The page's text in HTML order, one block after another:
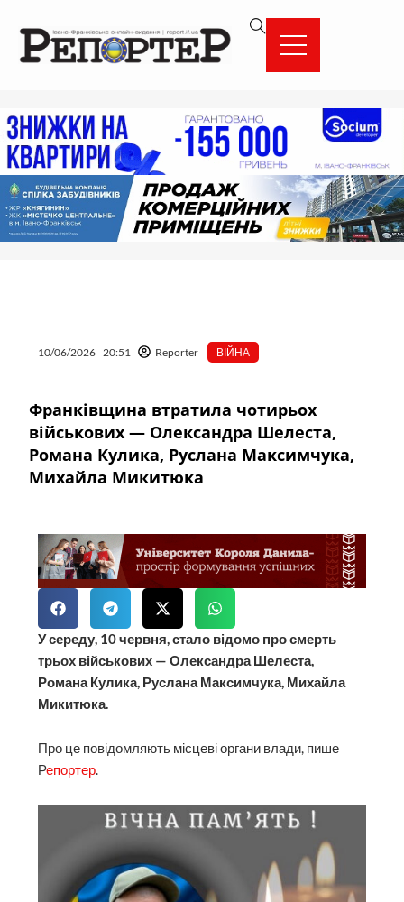
вмісту
10/06/2026 20:51 Reporter ВІЙНА
Франківщина втратила чотирьох
військових — Олександра Шелеста,
Романа Кулика, Руслана Максимчука,
Михайла Микитюка
У середу, 10 червня, стало відомо про смерть
трьох військових — Олександра Шелеста,
Романа Кулика, Руслана Максимчука, Михайла
Микитюка.
Про це повідомляють місцеві органи влади, пише
Репортер.